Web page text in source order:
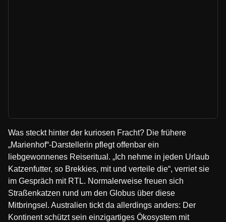
Was steckt hinter der kuriosen Fracht? Die frühere
„Marienhof“-Darstellerin pflegt offenbar ein
liebgewonnenes Reiseritual. „Ich nehme in jeden Urlaub
Katzenfutter, so Brekkies, mit und verteile die“, verriet sie
im Gespräch mit RTL. Normalerweise freuen sich
Straßenkatzen rund um den Globus über diese
Mitbringsel. Australien tickt da allerdings anders: Der
Kontinent schützt sein einzigartiges Ökosystem mit